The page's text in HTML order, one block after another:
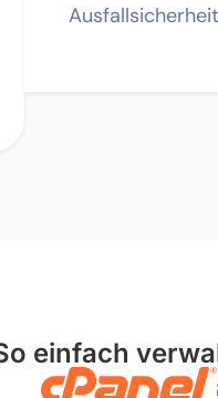
einfach